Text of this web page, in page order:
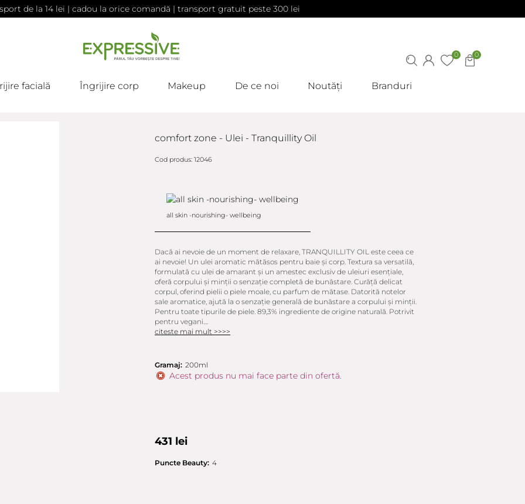
de la 14 lei | cadou la orice comandă | transport gratuit peste 300 lei
0
0
facială Îngrijire corp Makeup De ce noi Noutăți Branduri
comfort zone - Ulei - Tranquillity Oil
Cod produs: 12046
all skin -nourishing- wellbeing
Dacă ai nevoie de un moment de relaxare, TRANQUILLITY OIL este ceea ce
ai nevoie! Un ulei aromatic mătăsos pentru baie și corp. Textura sa versatilă,
formulată cu ulei de amarant și un amestec exclusiv de uleiuri esențiale,
oferă corpului și minții o senzație completă de bunăstare. Curăță delicat
corpul, oferind pielii o piele moale, cu parfum de mătase. Datorită notelor
sale aromatice, ajută la o senzație generală de bunăstare a corpului și minții.
Pentru toate tipurile de piele. 89,3% ingrediente de origine naturală. Potrivit
pentru vegani....
citeste mai mult >>>>
Gramaj: 200ml
Acest produs nu mai face parte din ofertă.
431 lei
Puncte Beauty: 4